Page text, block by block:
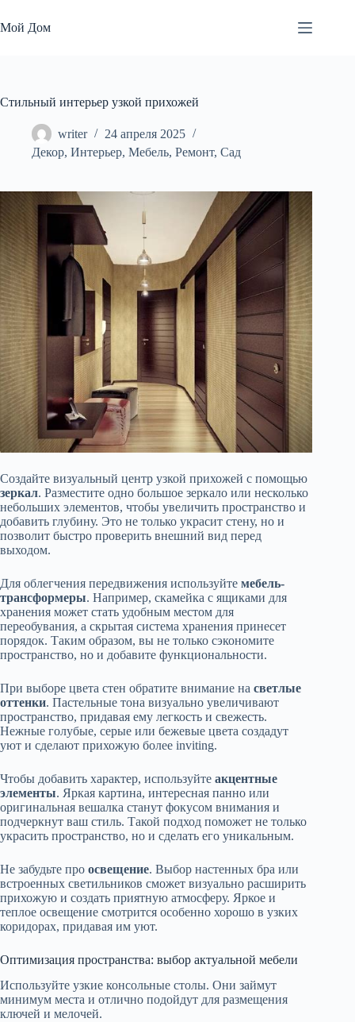
к
сути
Мой Дом
Стильный интерьер узкой прихожей
writer
24 апреля 2025
Декор, Интерьер, Мебель, Ремонт, Сад
Создайте визуальный центр узкой прихожей с помощью
зеркал. Разместите одно большое зеркало или несколько
небольших элементов, чтобы увеличить пространство и
добавить глубину. Это не только украсит стену, но и
позволит быстро проверить внешний вид перед
выходом.
Для облегчения передвижения используйте мебель-
трансформеры. Например, скамейка с ящиками для
хранения может стать удобным местом для
переобувания, а скрытая система хранения принесет
порядок. Таким образом, вы не только сэкономите
пространство, но и добавите функциональности.
При выборе цвета стен обратите внимание на светлые
оттенки. Пастельные тона визуально увеличивают
пространство, придавая ему легкость и свежесть.
Нежные голубые, серые или бежевые цвета создадут
уют и сделают прихожую более inviting.
Чтобы добавить характер, используйте акцентные
элементы. Яркая картина, интересная панно или
оригинальная вешалка станут фокусом внимания и
подчеркнут ваш стиль. Такой подход поможет не только
украсить пространство, но и сделать его уникальным.
Не забудьте про освещение. Выбор настенных бра или
встроенных светильников сможет визуально расширить
прихожую и создать приятную атмосферу. Яркое и
теплое освещение смотрится особенно хорошо в узких
коридорах, придавая им уют.
Оптимизация пространства: выбор актуальной мебели
Используйте узкие консольные столы. Они займут
минимум места и отлично подойдут для размещения
ключей и мелочей.